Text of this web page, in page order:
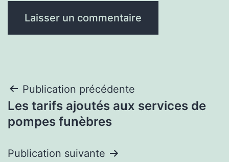
Navigation
de
Publication précédente
Les tarifs ajoutés aux services de
pompes funèbres
Publication suivante